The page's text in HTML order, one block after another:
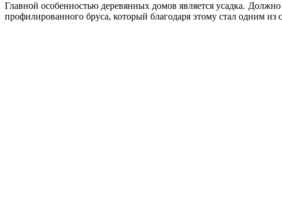
Главной особенностью деревянных домов является усадка.
профилированного бруса, который благодаря этому стал одним